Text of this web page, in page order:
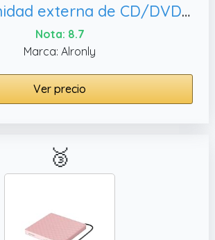
Alronly Unidad externa de CD/DVD para laptop, compatible con Windows de escritorio Apple
Nota: 8.7
Marca: Alronly
Ver precio
🥉